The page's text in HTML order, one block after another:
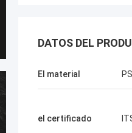
- ¿ Qué es eso?
DATOS DEL
El material
el certificado